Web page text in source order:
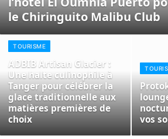
le Chiringuito Malibu Club
TOURISME
ADBIB Artisan Glacier :
Une halte culinophile à
Tanger pour célébrer la
glace traditionnelle aux
matières premières de
choix
vos